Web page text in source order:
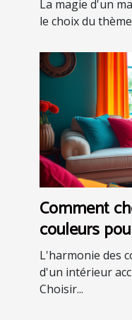
La magie d'un
le choix du
Comment
couleurs
intérieure
L'harmonie des
d'un intérieur
Choisir...